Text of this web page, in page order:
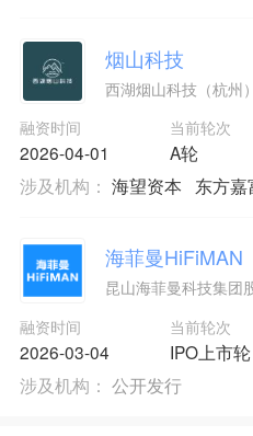
烟山科技
西湖烟山科技（杭州
融资时间
2026-04-01
当前轮次
A轮
涉及机构： 海望资本 东方嘉
海菲曼HiFiMAN
昆山海菲曼科技集团
融资时间
2026-03-04
当前轮次
IPO上市轮
涉及机构： 公开发行